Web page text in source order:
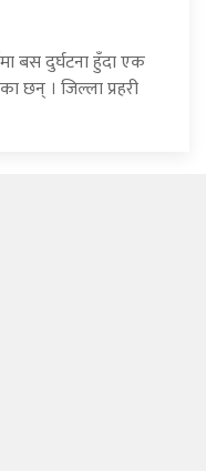
बस दुर्घटना हुँदा एक
छन् । जिल्ला प्रहरी